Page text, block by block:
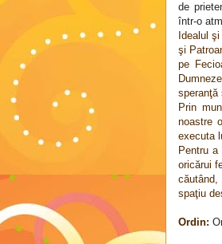
de
într-o
Idealul
şi
pe
speranţă
Prin
noastre
executa
Pentru
oricărui
căutând,
spaţiu
Ordin: